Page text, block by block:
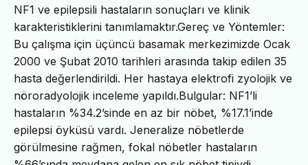
NF1 ve epilepsili hastaların sonuçları ve klinik
karakteristiklerini tanımlamaktır.Gereç ve Yöntemler:
Bu çalışma için üçüncü basamak merkezimizde Ocak
2000 ve Şubat 2010 tarihleri arasında takip edilen 35
hasta değerlendirildi. Her hastaya elektrofi zyolojik ve
nöroradyolojik inceleme yapıldı.Bulgular: NF1’li
hastaların %34.2’sinde en az bir nöbet, %17.1’inde
epilepsi öyküsü vardı. Jeneralize nöbetlerde
görülmesine rağmen, fokal nöbetler hastaların